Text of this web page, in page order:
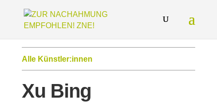
Alle Künstler:innen
Xu Bing